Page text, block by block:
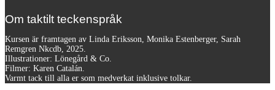
Om taktilt teckenspråk
Kursen är framtagen av Linda Eriksson, Monika Estenberger, Sarah
Remgren Nkcdb, 2025.
Illustrationer: Lönegård & Co.
Filmer: Karen Catalán.
Varmt tack till alla er som medverkat inklusive tolkar.